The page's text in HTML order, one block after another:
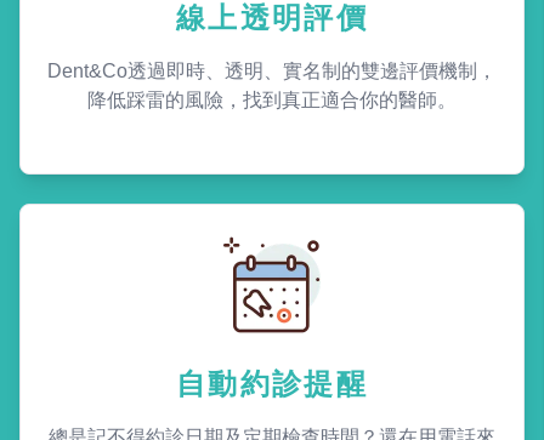
線上透明評價
Dent&Co透過即時、透明、實名制的雙邊評價機制，
降低踩雷的風險，找到真正適合你的醫師。
自動約診提醒